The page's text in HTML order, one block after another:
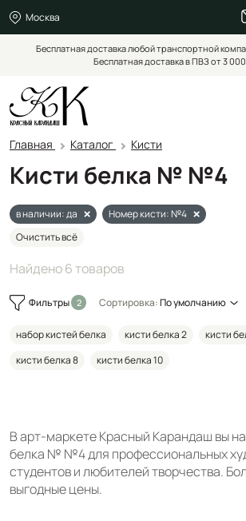
Москва
Бесплатная доставка любой транспортной
Бесплатная доставка в ПВЗ от 3 000
Главная Каталог Кисти
Кисти белка № №4
в наличии: да
Номер кисти: №4
Очистить всё
Найдено 6 товаров
Фильтры Сортировка:По умолчанию
набор кистей белка кисти белка 2
кисти
кисти белка 8
кисти белка 10
В арт-маркете Красный Карандаш вы
белка № №4 для профессиональных
студентов и любителей творчества.
выгодные цены.